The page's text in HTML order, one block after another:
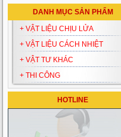
DANH MỤC SẢN PHẨM
+ VẬT LIỆU CHỊU LỬA
+ VẬT LIỆU CÁCH NHIỆT
+ VẬT TƯ KHÁC
+ THI CÔNG
HOTLINE